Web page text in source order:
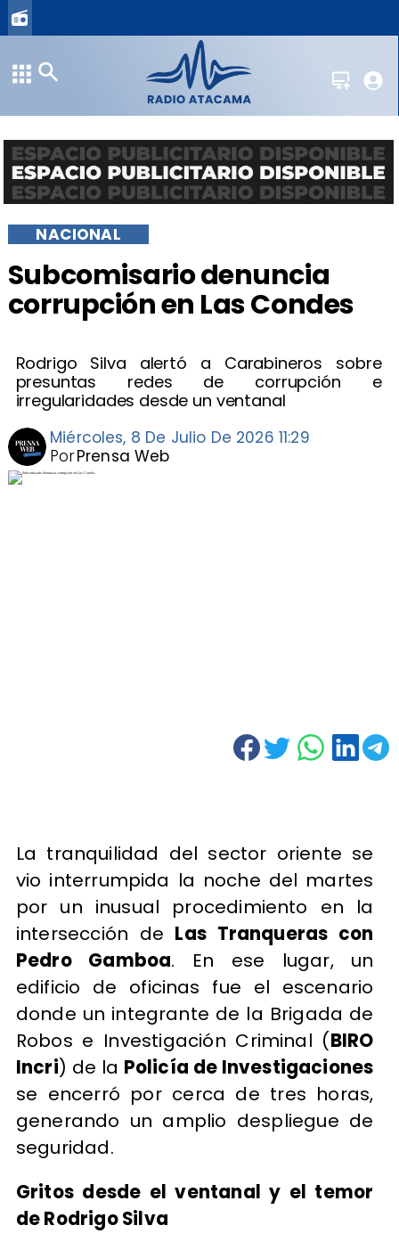
Subcomisario denuncia
corrupción en Las Condes
Rodrigo Silva alertó a Carabineros sobre
presuntas redes de corrupción e
irregularidades desde un ventanal
NACIONAL
Miércoles, 8 De Julio De 2026 11:29
Prensa Web
Por
La tranquilidad del sector oriente se
vio interrumpida la noche del martes
por un inusual procedimiento en la
intersección de Las Tranqueras con
Pedro Gamboa. En ese lugar, un
edificio de oficinas fue el escenario
donde un integrante de la Brigada de
Robos e Investigación Criminal (BIRO
Incri) de la Policía de Investigaciones
se encerró por cerca de tres horas,
generando un amplio despliegue de
seguridad.
Gritos desde el ventanal y el temor
de Rodrigo Silva